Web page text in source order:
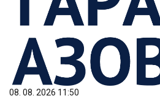
08. 08. 2026 11:50